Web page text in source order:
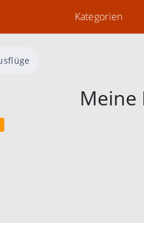
Kategorien
Meine